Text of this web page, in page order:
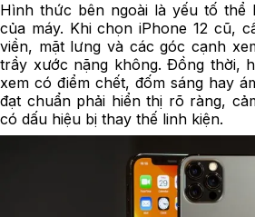
Hình thức bên ngoài là yếu tố thể
của máy. Khi chọn iPhone 12 cũ,
viền, mặt lưng và các góc cạnh
trầy xước nặng không. Đồng thời,
xem có điểm chết, đốm sáng hay
đạt chuẩn phải hiển thị rõ ràng,
có dấu hiệu bị thay thế linh kiện.